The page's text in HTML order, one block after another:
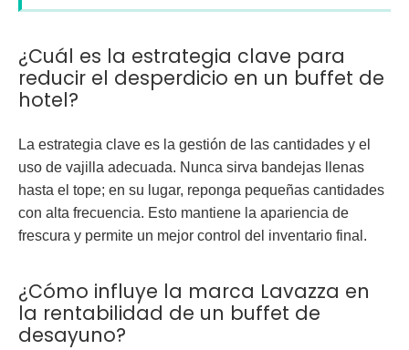
¿Cuál es la estrategia clave para
reducir el desperdicio en un buffet de
hotel?
La estrategia clave es la gestión de las cantidades y el
uso de vajilla adecuada. Nunca sirva bandejas llenas
hasta el tope; en su lugar, reponga pequeñas cantidades
con alta frecuencia. Esto mantiene la apariencia de
frescura y permite un mejor control del inventario final.
¿Cómo influye la marca Lavazza en
la rentabilidad de un buffet de
desayuno?